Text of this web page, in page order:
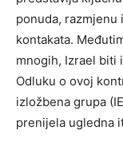
ponuda,
kontakata.
mnogih, Izrael biti
Odluku o ovoj
izložbena grupa
prenijela ugledna